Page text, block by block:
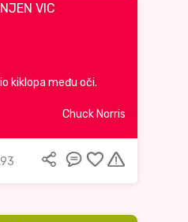
VIC
kiklopa među oči.
Chuck Norris